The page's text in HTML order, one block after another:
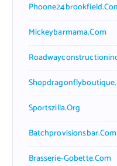
Mickeybarmama.com
Sportszilla.org
Batchprovisionsbar.com
Brasserie-Gobette.com